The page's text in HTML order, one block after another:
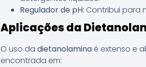
Regulador de pH: Contribui para
Aplicações da
O uso da dietanolaminaé extenso e
encontrada em: